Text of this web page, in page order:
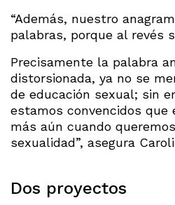
“Además, nuestro
palabras, porque al revés
Precisamente la palabra
distorsionada, ya no se
de educación sexual; sin
estamos convencidos que
más aún cuando
sexualidad”, asegura
Dos proyectos